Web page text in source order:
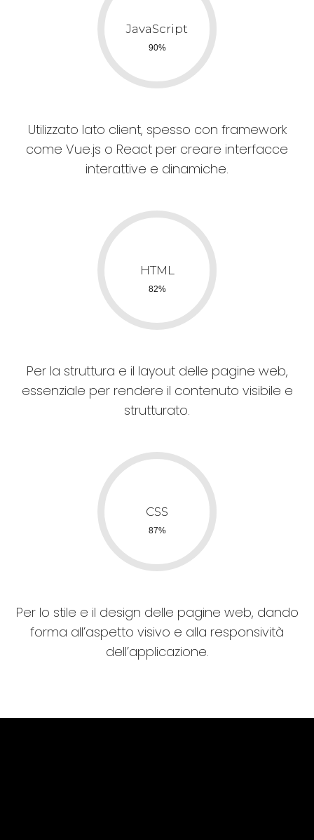
Utilizzato lato client, spesso con framework
come Vue.js o React per creare interfacce
interattive e dinamiche.
Per la struttura e il layout delle pagine web,
essenziale per rendere il contenuto visibile e
strutturato.
Per lo stile e il design delle pagine web, dando
forma all’aspetto visivo e alla responsività
dell’applicazione.